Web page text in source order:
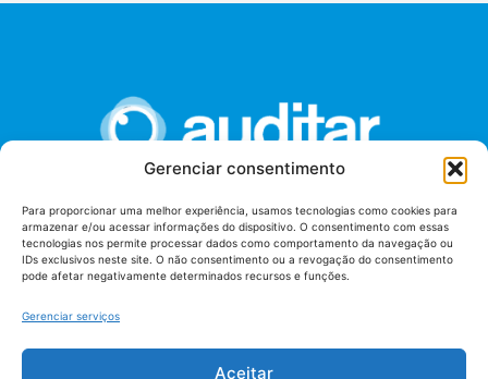
Gerenciar consentimento
Para proporcionar uma melhor experiência, usamos tecnologias como cookies para
armazenar e/ou acessar informações do dispositivo. O consentimento com essas
tecnologias nos permite processar dados como comportamento da navegação ou
IDs exclusivos neste site. O não consentimento ou a revogação do consentimento
pode afetar negativamente determinados recursos e funções.
Gerenciar serviços
Aceitar
União dos Auditores Federais de Controle Externo -
AUDITAR
Setor de Administração Federal Sul (SAF/Sul), Qd. 04, Lt. 01
Tribunal de Contas da União (TCU), Subsolo, Sala S04